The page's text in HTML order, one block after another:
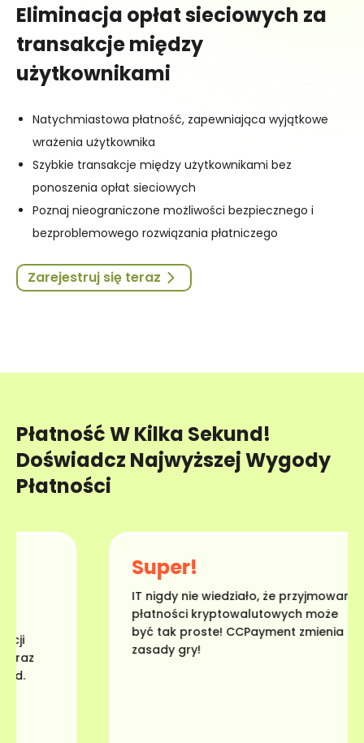
Eliminacja opłat sieciowych za
transakcje między
użytkownikami
Natychmiastowa płatność, zapewniająca wyjątkowe
wrażenia użytkownika
Szybkie transakcje między użytkownikami bez
ponoszenia opłat sieciowych
Poznaj nieograniczone możliwości bezpiecznego i
bezproblemowego rozwiązania płatniczego
Zarejestruj się teraz
Płatność W Kilka Sekund!
Doświadcz Najwyższej Wygody
Płatności
Super!
IT nigdy nie wiedziało, że przyjmowanie
płatności kryptowalutowych może
być tak proste! CCPayment zmienia
zasady gry!